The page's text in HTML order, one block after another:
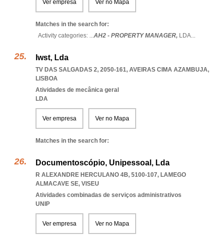
Ver empresa Ver no Mapa
Matches in the search for:
Activity categories: ...AH2 - PROPERTY MANAGER, LDA...
Iwst, Lda
TV DAS SALGADAS 2, 2050-161, AVEIRAS CIMA AZAMBUJA,
LISBOA
Atividades de mecânica geral
LDA
Ver empresa Ver no Mapa
Matches in the search for:
Documentoscópio, Unipessoal, Lda
R ALEXANDRE HERCULANO 4B, 5100-107, LAMEGO
ALMACAVE SE, VISEU
Atividades combinadas de serviços administrativos
UNIP
Ver empresa Ver no Mapa